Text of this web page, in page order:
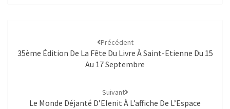
Précédent
35ème Édition De La Fête Du Livre À Saint-Etienne Du 15
Au 17 Septembre
Suivant
Le Monde Déjanté D’Elenit À L’affiche De L’Espace